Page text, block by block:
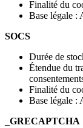
Finalité du
Base légale :
SOCS
Durée de
Étendue du
Finalité du
Base légale :
_GRECAPTCHA